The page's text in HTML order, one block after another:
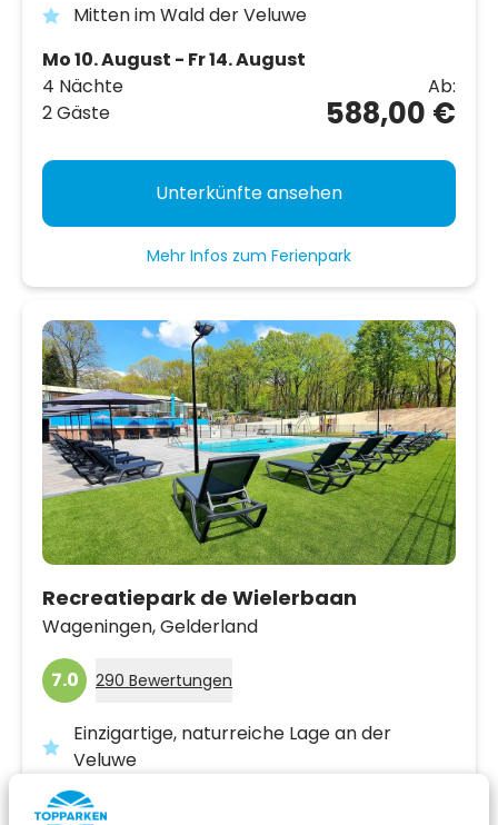
Mitten im Wald der Veluwe
Mo 10. August - Fr 14. August
4 Nächte
2 Gäste
Ab:
588,00 €
Unterkünfte ansehen
Mehr Infos zum Ferienpark
Recreatiepark de Wielerbaan
Wageningen,Gelderland
7.0 290 Bewertungen
Einzigartige, naturreiche Lage an der
Veluwe
Ferienhäuser und Campingstellplätze